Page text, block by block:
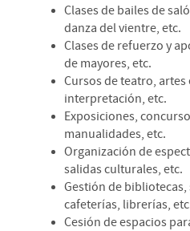
Clases de bailes de
danza del vientre, etc.
Clases de refuerzo y
de mayores, etc.
Cursos de teatro, artes
interpretación, etc.
Exposiciones,
manualidades, etc.
Organización de
salidas culturales, etc.
Gestión de bibliotecas,
cafeterías, librerías,
Cesión de espacios